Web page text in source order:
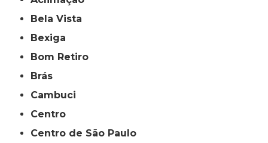
Bela Vista
Bexiga
Bom Retiro
Brás
Cambuci
Centro
Centro de São Paulo